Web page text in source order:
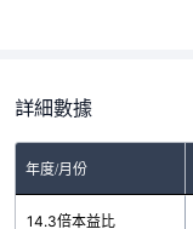
詳細數據
年度/月份
14.3倍本益比